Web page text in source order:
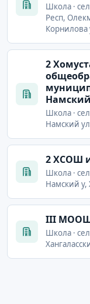
Школа ·
Респ,
Корнилова
2
Школа ·
Намский
2 ХСОШ
Школа ·
Намский у,
III МООШ
Школа ·